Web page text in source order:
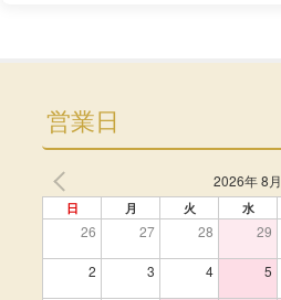
営業日
2026年 8月
日 月 火 水
26 27 28 29
2 3 4 5